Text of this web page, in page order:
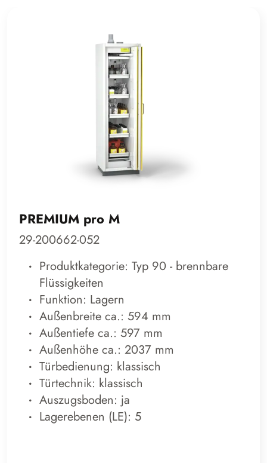
PREMIUM pro M
29-200662-052
Produktkategorie: Typ 90 - brennbare
Flüssigkeiten
Funktion: Lagern
Außenbreite ca.: 594 mm
Außentiefe ca.: 597 mm
Außenhöhe ca.: 2037 mm
Türbedienung: klassisch
Türtechnik: klassisch
Auszugsboden: ja
Lagerebenen (LE): 5